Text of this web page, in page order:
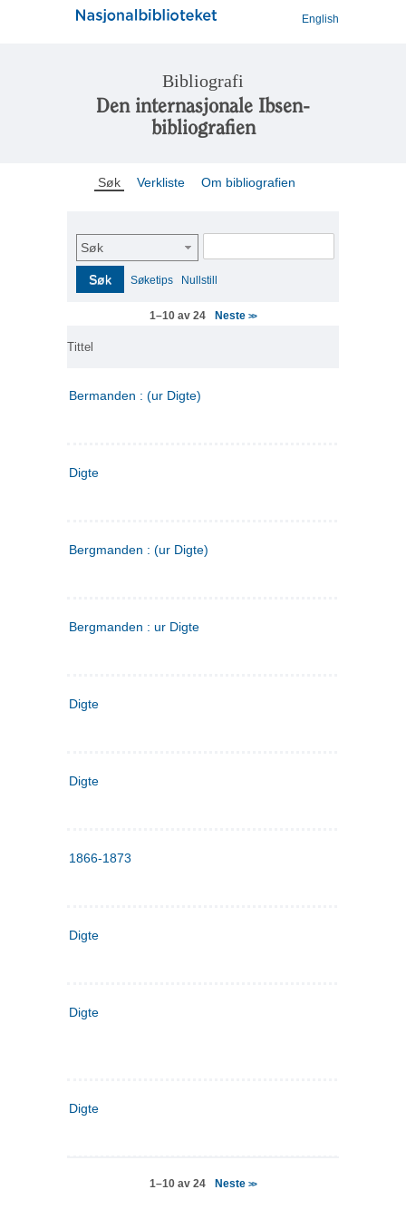
English
Bibliografi
Den internasjonale Ibsen-
bibliografien
Søk Verkliste Om bibliografien
Søk
Søk Søketips Nullstill
1–10 av 24 Neste>>
Tittel
Bermanden : (ur Digte)
Digte
Bergmanden : (ur Digte)
Bergmanden : ur Digte
Digte
Digte
1866-1873
Digte
Digte
Digte
1–10 av 24 Neste>>